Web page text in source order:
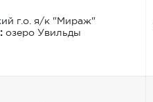
г.о. я/к "Мираж"
озеро Увильды